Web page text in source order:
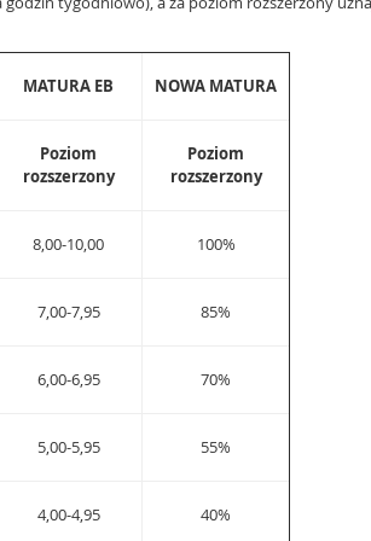
MATURA EB NOWA MATURA
Poziom
rozszerzony
Poziom
rozszerzony
8,00-10,00 100%
7,00-7,95 85%
6,00-6,95 70%
5,00-5,95 55%
4,00-4,95 40%